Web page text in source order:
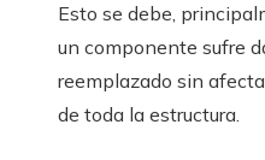
Esto se debe,
un componente sufre
reemplazado sin
de toda la estructura.